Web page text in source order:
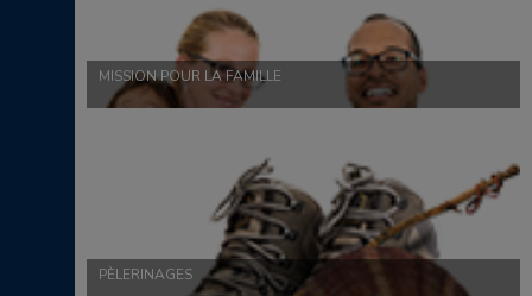
MISSION POUR LA FAMILLE
PÈLERINAGES